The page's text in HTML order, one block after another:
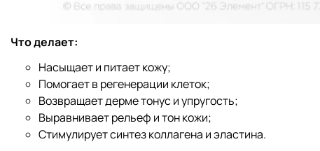
Что делает:
Насыщает и питает кожу;
Помогает в регенерации клеток;
Возвращает дерме тонус и упругость;
Выравнивает рельеф и тон кожи;
Стимулирует синтез коллагена и эластина.